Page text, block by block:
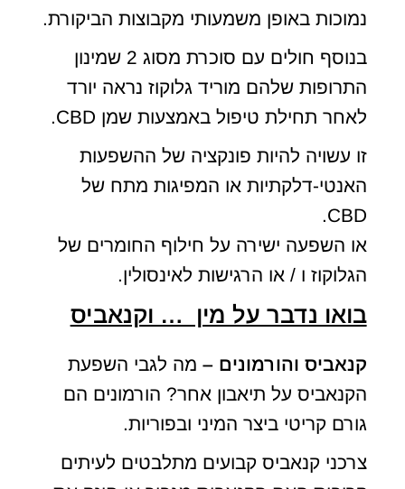
נמוכות באופן משמעותי מקבוצות הביקורת.
בנוסף חולים עם סוכרת מסוג 2 שמינון
התרופות שלהם מוריד גלוקוז נראה יורד
לאחר תחילת טיפול באמצעות שמן CBD.
זו עשויה להיות פונקציה של ההשפעות
האנטי-דלקתיות או המפיגות מתח של
CBD.
או השפעה ישירה על חילוף החומרים של
הגלוקוז ו / או הרגישות לאינסולין.
בואו נדבר על מין … וקנאביס
קנאביס והורמונים – מה לגבי השפעת
הקנאביס על תיאבון אחר? הורמונים הם
גורם קריטי ביצר המיני ובפוריות.
צרכני קנאביס קבועים מתלבטים לעיתים